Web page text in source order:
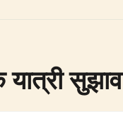
यात्री सुझाव